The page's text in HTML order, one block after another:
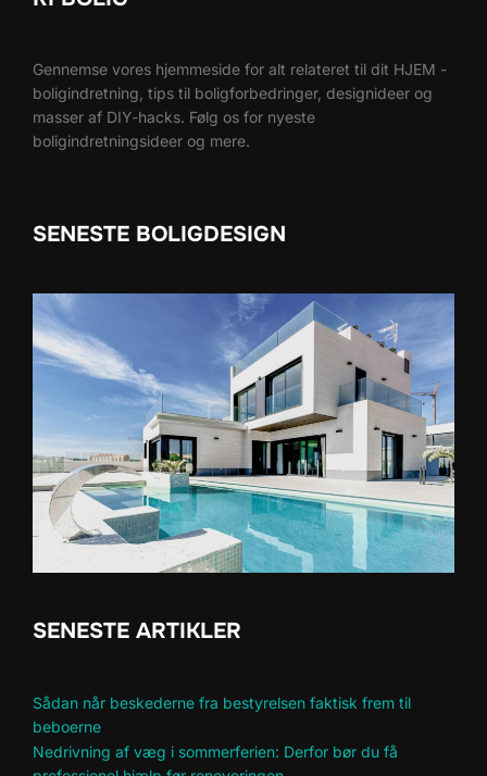
Gennemse vores hjemmeside for alt relateret til dit HJEM -
boligindretning, tips til boligforbedringer, designideer og
masser af DIY-hacks. Følg os for nyeste
boligindretningsideer og mere.
SENESTE BOLIGDESIGN
SENESTE ARTIKLER
Sådan når beskederne fra bestyrelsen faktisk frem til
beboerne
Nedrivning af væg i sommerferien: Derfor bør du få